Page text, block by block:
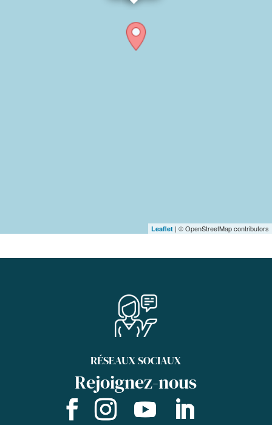
Leaflet | © OpenStreetMap contributors
RÉSEAUX SOCIAUX
Rejoignez-nous